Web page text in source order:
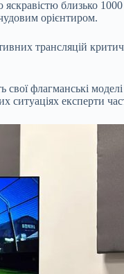
близько
орієнтиром.
трансляцій
флагманські
експерти